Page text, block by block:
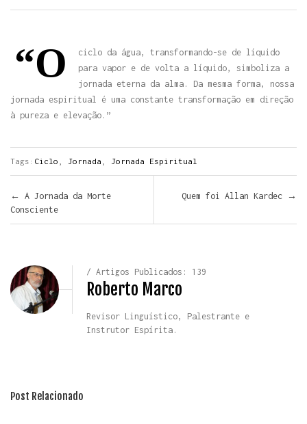
“O
ciclo da água, transformando-se de líquido
para vapor e de volta a líquido, simboliza a
jornada eterna da alma. Da mesma forma, nossa
jornada espiritual é uma constante transformação em direção
à pureza e elevação.”
Tags: Ciclo Jornada Jornada Espiritual
Navegar pelos Posts
← A Jornada da Morte
Consciente
Quem foi Allan Kardec →
/ Artigos Publicados: 139
Roberto Marco
Revisor Linguístico, Palestrante e
Instrutor Espírita.
Post Relacionado